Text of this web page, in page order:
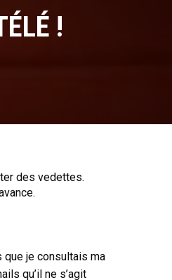
!
des vedettes.
je consultais ma
qu’il ne s’agit